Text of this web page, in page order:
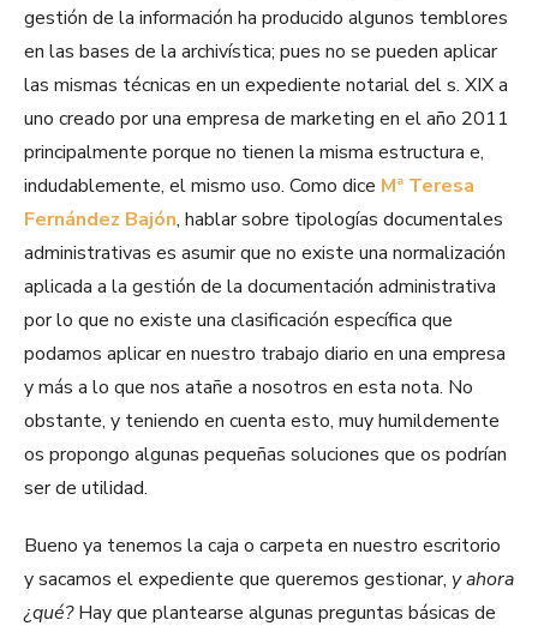
gestión de la información ha producido algunos temblores
en las bases de la archivística; pues no se pueden aplicar
las mismas técnicas en un expediente notarial del s. XIX a
uno creado por una empresa de marketing en el año 2011
principalmente porque no tienen la misma estructura e,
indudablemente, el mismo uso. Como dice Mª Teresa
Fernández Bajón, hablar sobre tipologías documentales
administrativas es asumir que no existe una normalización
aplicada a la gestión de la documentación administrativa
por lo que no existe una clasificación específica que
podamos aplicar en nuestro trabajo diario en una empresa
y más a lo que nos atañe a nosotros en esta nota. No
obstante, y teniendo en cuenta esto, muy humildemente
os propongo algunas pequeñas soluciones que os podrían
ser de utilidad.
Bueno ya tenemos la caja o carpeta en nuestro escritorio
y sacamos el expediente que queremos gestionar, y ahora
¿qué?Hay que plantearse algunas preguntas básicas de